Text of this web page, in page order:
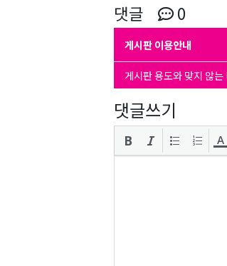
댓글 0
게시판 이용안내
게시판 용도와 맞지 않
댓글쓰기